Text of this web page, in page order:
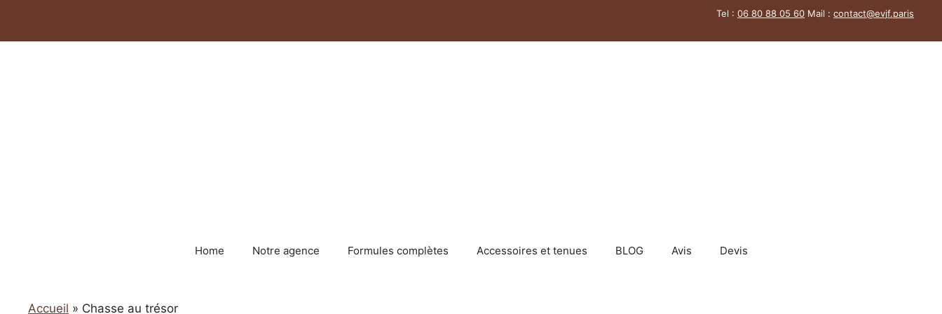
contenu
Tel : 06 80 88 05 60 Mail : contact@evjf.paris
Home Notre agence Formules complètes Accessoires et tenues BLOG Avis Devis
Accueil » Chasse au trésor